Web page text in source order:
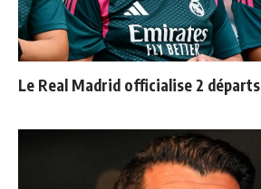
Le Real Madrid officialise 2 départs